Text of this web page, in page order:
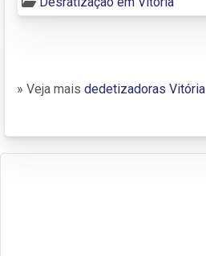
» Veja mais dedetizadoras Vitória